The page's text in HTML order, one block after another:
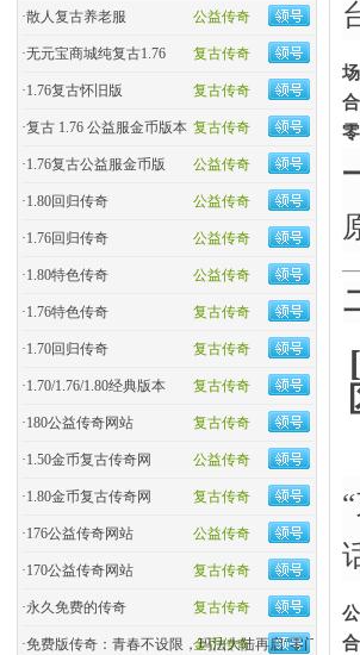
公益传奇
·散人复古养老服
复古传奇
·无元宝商城纯复古1.76
复古传奇
·1.76复古怀旧版
复古传奇
·复古 1.76 公益服金币版本
公益传奇
·1.76复古公益服金币版
公益传奇
·1.80回归传奇
公益传奇
·1.76回归传奇
公益传奇
·1.80特色传奇
复古传奇
·1.76特色传奇
复古传奇
·1.70回归传奇
复古传奇
·1.70/1.76/1.80经典版本
复古传奇
·180公益传奇网站
公益传奇
·1.50金币复古传奇网
复古传奇
·1.80金币复古传奇网
公益传奇
·176公益传奇网站
复古传奇
·170公益传奇网站
复古传奇
·永久免费的传奇
金币传奇
·免费版传奇：青春不设限，玛法大陆再启“零门槛”热